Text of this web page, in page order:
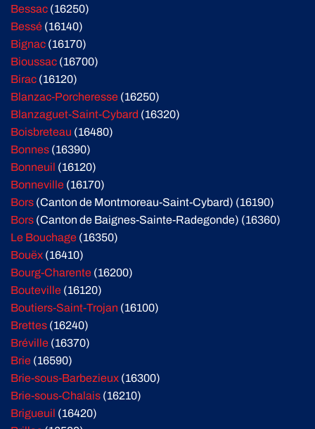
Bessac (16250)
Bessé (16140)
Bignac (16170)
Bioussac (16700)
Birac (16120)
Blanzac-Porcheresse (16250)
Blanzaguet-Saint-Cybard (16320)
Boisbreteau (16480)
Bonnes (16390)
Bonneuil (16120)
Bonneville (16170)
Bors (Canton de Montmoreau-Saint-Cybard) (16190)
Bors (Canton de Baignes-Sainte-Radegonde) (16360)
Le Bouchage (16350)
Bouëx (16410)
Bourg-Charente (16200)
Bouteville (16120)
Boutiers-Saint-Trojan (16100)
Brettes (16240)
Bréville (16370)
Brie (16590)
Brie-sous-Barbezieux (16300)
Brie-sous-Chalais (16210)
Brigueuil (16420)